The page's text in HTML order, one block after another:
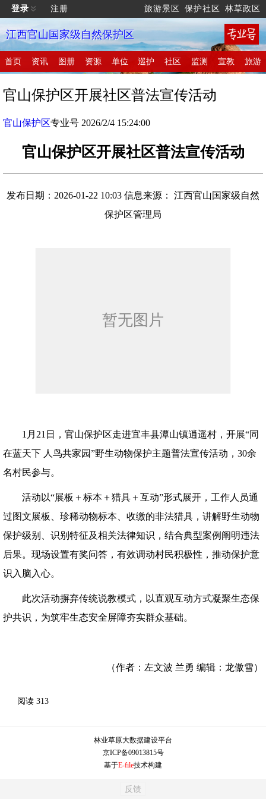
登录 注册 旅游景区 保护社区 林草政区
江西官山国家级自然保护区
首页 资讯 图册 资源 单位 巡护 社区 监测 宣教 旅游
官山保护区开展社区普法宣传活动
官山保护区专业号 2026/2/4 15:24:00
官山保护区开展社区普法宣传活动
发布日期：2026-01-22 10:03 信息来源： 江西官山国家级自然
保护区管理局
1月21日，官山保护区走进宜丰县潭山镇逍遥村，开展“同
在蓝天下 人鸟共家园”野生动物保护主题普法宣传活动，30余
名村民参与。
活动以“展板＋标本＋猎具＋互动”形式展开，工作人员通
过图文展板、珍稀动物标本、收缴的非法猎具，讲解野生动物
保护级别、识别特征及相关法律知识，结合典型案例阐明违法
后果。现场设置有奖问答，有效调动村民积极性，推动保护意
识入脑入心。
此次活动摒弃传统说教模式，以直观互动方式凝聚生态保
护共识，为筑牢生态安全屏障夯实群众基础。
（作者：左文波 兰勇 编辑：龙傲雪）
阅读 313
林业草原大数据建设平台
京ICP备09013815号
基于E-file技术构建
反馈